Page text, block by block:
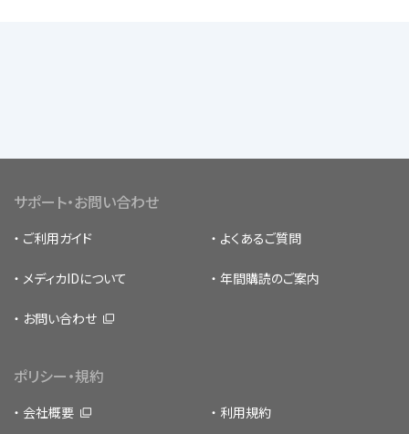
サポート・お問い合わせ
ご利用ガイド よくあるご質問
メディカIDについて 年間購読のご案内
お問い合わせ
ポリシー・規約
会社概要 利用規約